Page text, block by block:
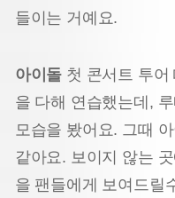
들이는 거예요.
아이돌 첫 콘서트 투어
을 다해 연습했는데,
모습을 봤어요. 그때
같아요. 보이지 않는
을 팬들에게 보여드릴